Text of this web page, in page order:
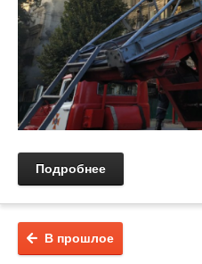
Подробнее
В прошлое